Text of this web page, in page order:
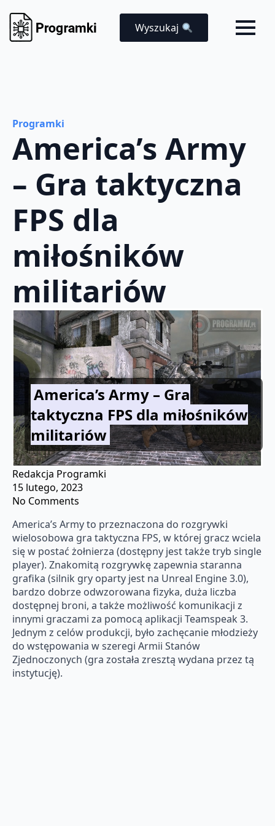
Wyszukaj
Programki
America’s Army
– Gra taktyczna
FPS dla
miłośników
militariów
America’s Army – Gra
taktyczna FPS dla miłośników
militariów
Redakcja Programki
15 lutego, 2023
No Comments
America’s Army to przeznaczona do rozgrywki
wielosobowa gra taktyczna FPS, w której gracz wciela
się w postać żołnierza (dostępny jest także tryb single
player). Znakomitą rozgrywkę zapewnia staranna
grafika (silnik gry oparty jest na Unreal Engine 3.0),
bardzo dobrze odwzorowana fizyka, duża liczba
dostępnej broni, a także możliwość komunikacji z
innymi graczami za pomocą aplikacji Teamspeak 3.
Jednym z celów produkcji, było zachęcanie młodzieży
do wstępowania w szeregi Armii Stanów
Zjednoczonych (gra została zresztą wydana przez tą
instytucję).